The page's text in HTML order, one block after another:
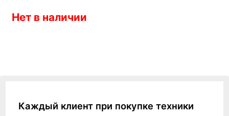
Нет в наличии
Каждый клиент при покупке техники